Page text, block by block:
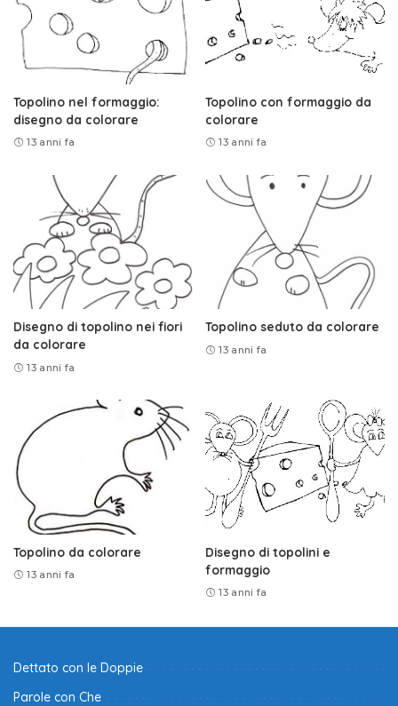
Topolino nel formaggio:
disegno da colorare
13 anni fa
Topolino con formaggio da
colorare
13 anni fa
Disegno di topolino nei fiori
da colorare
13 anni fa
Topolino seduto da colorare
13 anni fa
Topolino da colorare
13 anni fa
Disegno di topolini e
formaggio
13 anni fa
Dettato con le Doppie
Parole con Che